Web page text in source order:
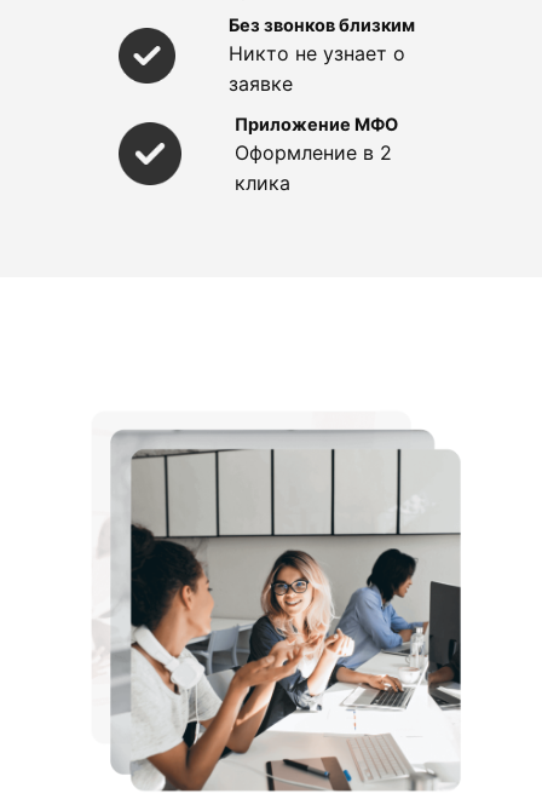
Без звонков близким
Никто не узнает о
заявке
Приложение МФО
Оформление в 2
клика